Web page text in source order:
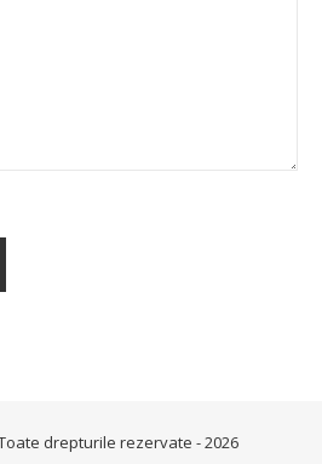
drepturile rezervate - 2026